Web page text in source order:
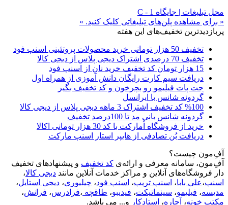
محل تبلیغات | جایگاه C - 1
« برای مشاهده پلن‌های تبلیغاتی کلیک کنید. »
پربازدیدترین تخفیف‌های این هفته
تخفیف 50 هزار تومانی خرید محصولات پروتئینی اسنپ فود
تخفیف 70 درصدی اشتراک دیجی پلاس از دیجی کالا
15 هزار تومان کد تخفیف خرید نان از اسنپ فود
دریافت سیم کارت رایگان دانش آموزی از همراه اول
جت پات فیلیمو رو بچرخون و کد تخفیف بگیر
گردونه شانس با ایرانسل
%100 کد تخفیف اشتراک 3 ماهه دیجی پلاس از دیجی کالا
گردونه شانس بانی مد تا 100درصد تخفیف
خرید از فروشگاه اُمارکت با کد 30 هزار تومانی اکالا
دریافت بُن تصادفی از هایپر استار اسنپ مارکت
آفِ‌مون چیست؟
آفِ‌مون، سامانه معرفی و ارائه‌ی کد تخفیف و پیشنهادهای تخفیف
دار فروشگاه‌های آنلاین و مراکز خدمات آنلاین مانند دیجی کالا،
اسنپ،علی بابا، اسنپ تریپ، اسنپ فود، چیلیوری، دیجی استایل،
مدیسه، فیلیمو، سینماتیکت، فیدیبو، طاقچه ،فرادرس، فرانش،
مکتب خونه، آچاره، استادکار و... می باشد.